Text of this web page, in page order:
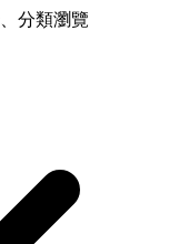
分類瀏覽